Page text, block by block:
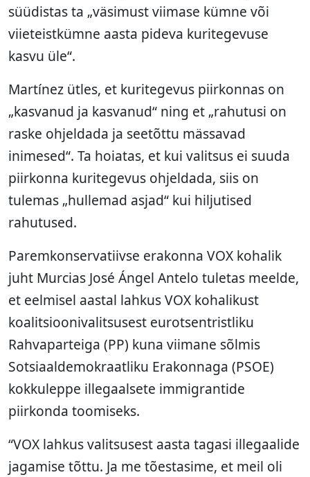
süüdistas ta „väsimust viimase kümne või
viieteistkümne aasta pideva kuritegevuse
kasvu üle“.
Martínez ütles, et kuritegevus piirkonnas on
„kasvanud ja kasvanud“ ning et „rahutusi on
raske ohjeldada ja seetõttu mässavad
inimesed“. Ta hoiatas, et kui valitsus ei suuda
piirkonna kuritegevus ohjeldada, siis on
tulemas „hullemad asjad“ kui hiljutised
rahutused.
Paremkonservatiivse erakonna VOX kohalik
juht Murcias José Ángel Antelo tuletas meelde,
et eelmisel aastal lahkus VOX kohalikust
koalitsioonivalitsusest eurotsentristliku
Rahvaparteiga (PP) kuna viimane sõlmis
Sotsiaaldemokraatliku Erakonnaga (PSOE)
kokkuleppe illegaalsete immigrantide
piirkonda toomiseks.
“VOX lahkus valitsusest aasta tagasi illegaalide
jagamise tõttu. Ja me tõestasime, et meil oli